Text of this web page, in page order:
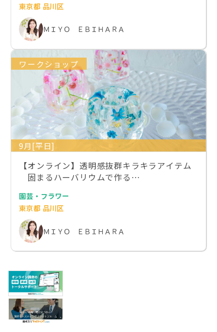
東京都 品川区
ＭＩＹＯ ＥＢＩＨＡＲＡ
ワークショップ
9月[平日]
【オンライン】透明感抜群キラキラアイテム
固まるハーバリウムで作る…
園芸・フラワー
東京都 品川区
ＭＩＹＯ ＥＢＩＨＡＲＡ